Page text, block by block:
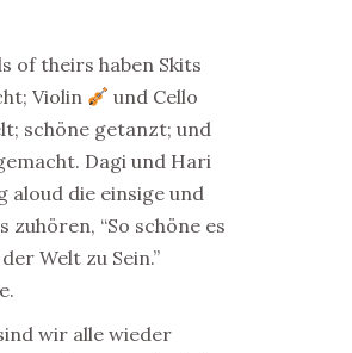
of theirs haben Skits
Violin
und Cello
schöne getanzt; und
Dagi und Hari
aloud die einsige und
zuhören, “So schöne es
Welt zu Sein.”
wir alle wieder